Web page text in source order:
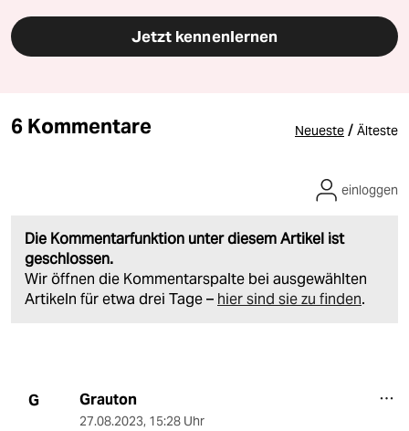
Jetzt kennenlernen
6 Kommentare Neueste / Älteste
Die Kommentarfunktion unter diesem Artikel ist
geschlossen.
Wir öffnen die Kommentarspalte bei ausgewählten
Artikeln für etwa drei Tage – hier sind sie zu finden.
einloggen
G Grauton
27.08.2023, 15:28 Uhr